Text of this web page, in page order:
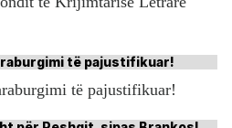
të pajustifikuar!